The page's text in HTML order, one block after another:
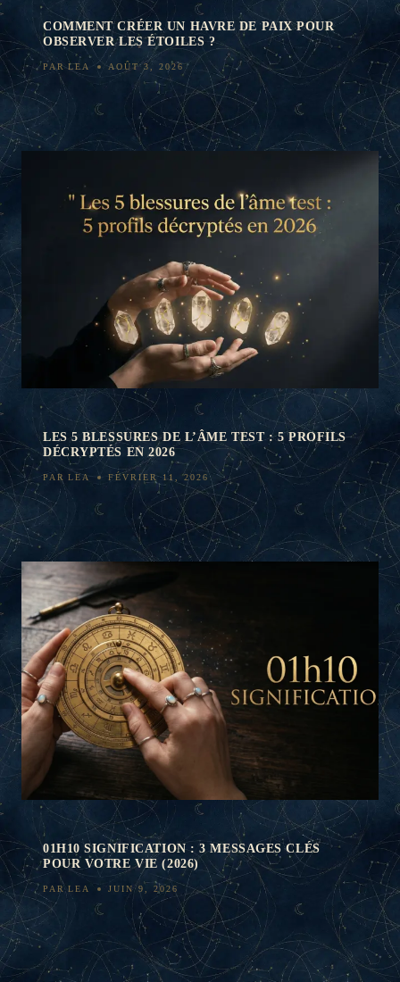
COMMENT CRÉER UN HAVRE DE PAIX POUR
OBSERVER LES ÉTOILES ?
PAR LEA AOÛT 3, 2026
LES 5 BLESSURES DE L’ÂME TEST : 5 PROFILS
DÉCRYPTÉS EN 2026
PAR LEA FÉVRIER 11, 2026
01H10 SIGNIFICATION : 3 MESSAGES CLÉS
POUR VOTRE VIE (2026)
PAR LEA JUIN 9, 2026